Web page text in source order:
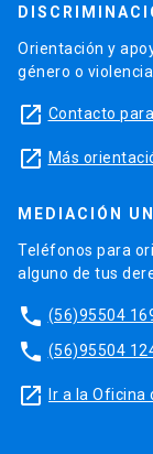
Orientación y
género o
launch Contacto
launch Más
MEDIACIÓN
Teléfonos para
alguno de tus
phone (56)95504
phone (56)95504
launch Ir a la Oficina